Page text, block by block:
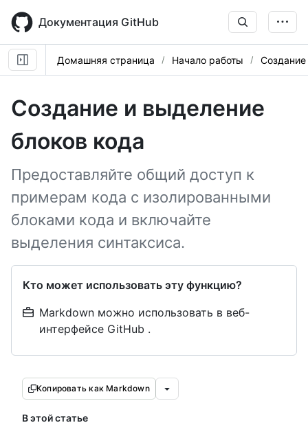
main
content
Документация GitHub
Домашняя страница Начало работы
Создание и выделение
блоков кода
Предоставляйте общий доступ к
примерам кода с изолированными
блоками кода и включайте
выделения синтаксиса.
Кто может использовать эту функцию?
Markdown можно использовать в веб-
интерфейсе GitHub .
Копировать как Markdown
В этой статье